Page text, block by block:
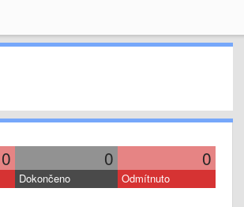
0 0 0
Dokončeno Odmítnuto